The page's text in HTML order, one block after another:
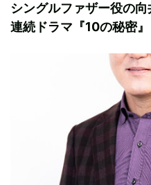
シングルファザー役の
連続ドラマ『10の秘密』